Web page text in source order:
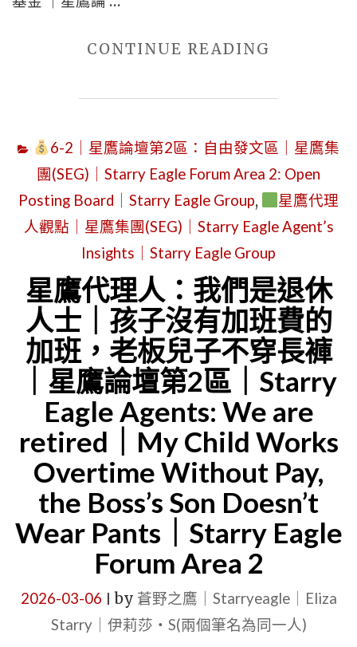
2
區
｜
STARRY
EAGLE
AGENT’S
INSIGHTS
｜
A
21ST-
CENTURY
VAMPIRE
STORY:
A
BLOOD-
SUCKING
SCARIER
THAN
CONTINUE READING
代
人：
我
們
是
退
休
人
士
｜
AI
計
算：
100
名
員
工
費
加
6-2｜星鷹論壇第2區：自由發文區｜星鷹集
團(SEG)｜Starry Eagle Forum Area 2: Open
Posting Board｜Starry Eagle Group,
星鷹代理
人觀點｜星鷹集團(SEG)｜Starry Eagle Agent’s
Insights｜Starry Eagle Group
星鷹代理人：我們是退休
人士｜孩子沒有加班費的
加班，老板兒子不穿長褲
｜星鷹論壇第2區｜Starry
Eagle Agents: We are
retired｜My Child Works
Overtime Without Pay,
the Boss’s Son Doesn’t
Wear Pants｜Starry Eagle
Forum Area 2
2026-03-06 by 蒼野之鷹｜Starryeagle｜Eliza
Starry｜伊莉莎・S(兩個筆名為同一人)